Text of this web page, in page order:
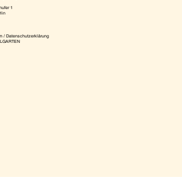
1
/ Datenschutzerklärung